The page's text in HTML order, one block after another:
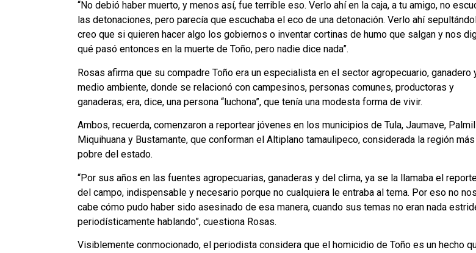
“No debió haber muerto, y menos así, fue terrible eso. Verlo ahí en la caja, a tu amigo, no
las detonaciones, pero parecía que escuchaba el eco de una detonación. Verlo ahí
creo que si quieren hacer algo los gobiernos o inventar cortinas de humo que salgan y nos
qué pasó entonces en la muerte de Toño, pero nadie dice nada”.
Rosas afirma que su compadre Toño era un especialista en el sector agropecuario, ganadero
medio ambiente, donde se relacionó con campesinos, personas comunes, productoras y
ganaderas; era, dice, una persona “luchona”, que tenía una modesta forma de vivir.
Ambos, recuerda, comenzaron a reportear jóvenes en los municipios de Tula, Jaumave,
Miquihuana y Bustamante, que conforman el Altiplano tamaulipeco, considerada la región más
pobre del estado.
“Por sus años en las fuentes agropecuarias, ganaderas y del clima, ya se la llamaba el
del campo, indispensable y necesario porque no cualquiera le entraba al tema. Por eso no nos
cabe cómo pudo haber sido asesinado de esa manera, cuando sus temas no eran nada
periodísticamente hablando”, cuestiona Rosas.
Visiblemente conmocionado, el periodista considera que el homicidio de Toño es un hecho